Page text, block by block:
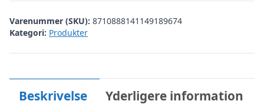
Varenummer (SKU): 8710888141149189674
Kategori: Produkter
Beskrivelse Yderligere information